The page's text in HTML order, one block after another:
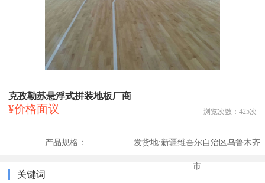
克孜勒苏悬浮式拼装地板厂商
¥价格面议 浏览次数： 425次
产品规格： 发货地:新疆维吾尔自治区乌鲁木齐
市
关键词